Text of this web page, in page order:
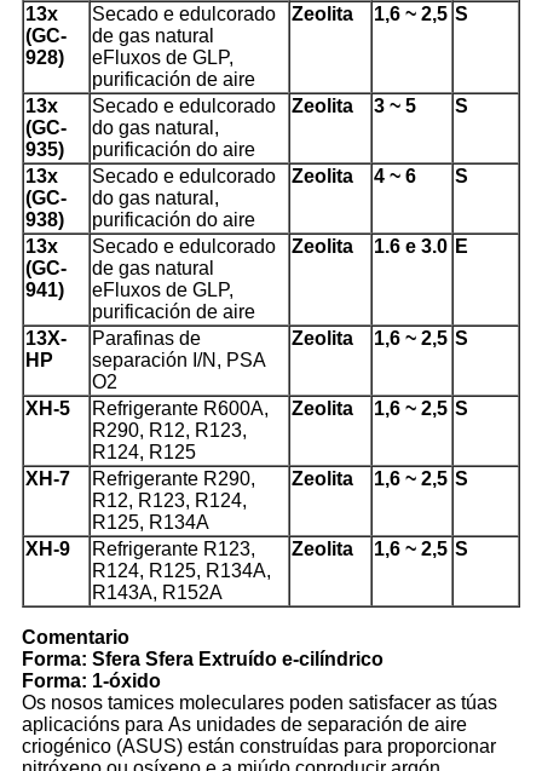
13x
(GC-
928)
Secado e edulcorado
de gas natural
eFluxos de GLP,
purificación de aire
Zeolita 1,6 ~ 2,5 S
13x
(GC-
935)
Secado e edulcorado
do gas natural,
purificación do aire
Zeolita 3 ~ 5 S
13x
(GC-
938)
Secado e edulcorado
do gas natural,
purificación do aire
Zeolita 4 ~ 6 S
13x
(GC-
941)
Secado e edulcorado
de gas natural
eFluxos de GLP,
purificación de aire
Zeolita 1.6 e 3.0 E
13X-
HP
Parafinas de
separación I/N, PSA
O2
Zeolita 1,6 ~ 2,5 S
X H-5
Refrigerante R600A,
R290, R12, R123,
R124, R125
Zeolita 1,6 ~ 2,5 S
XH-7
Refrigerante R290,
R12, R123, R124,
R125, R134A
Zeolita 1,6 ~ 2,5 S
XH-9
Refrigerante R123,
R124, R125, R134A,
R143A, R152A
Zeolita 1,6 ~ 2,5 S
Comentario
Forma: Sfera Sfera Extruído e-cilíndrico
Forma: 1-óxido
Os nosos tamices moleculares poden satisfacer as túas
aplicacións para As unidades de separación de aire
criogénico (ASUS) están construídas para proporcionar